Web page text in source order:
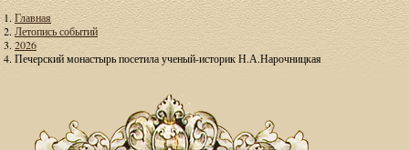
Главная
Летопись событий
2026
Печерский монастырь посетила ученый-историк Н.А.Нарочницкая